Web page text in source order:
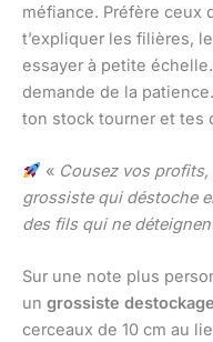
méfiance. Préfère ceux
t’expliquer les filières,
essayer à petite
demande de la
ton stock tourner et tes
« Cousez vos
grossiste qui déstoche
des fils qui ne
Sur une note plus
un grossiste destockage
cerceaux de 10 cm au